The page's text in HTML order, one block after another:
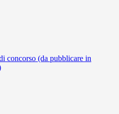
concorso (da pubblicare in